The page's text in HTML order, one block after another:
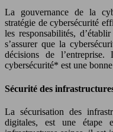
La gouvernance de la cybersécurité est un élément clé d’une
stratégie de cybersécurité
les responsabilités,
s’assurer que la
décisions de
cybersécurité* est une
Sécurité des
La sécurisation des infrastructures, qu’elles soient physiques ou
digitales, est une étape